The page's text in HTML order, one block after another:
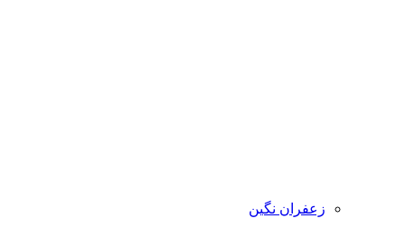
زعفران نگین